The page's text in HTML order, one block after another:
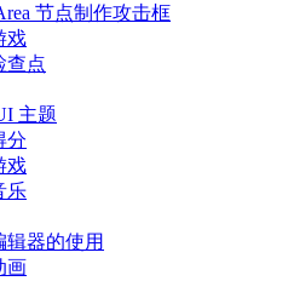
节点制作攻击框
戏
查点
主题
分
戏
乐
辑器的使用
画